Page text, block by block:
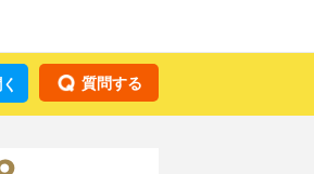
質問する